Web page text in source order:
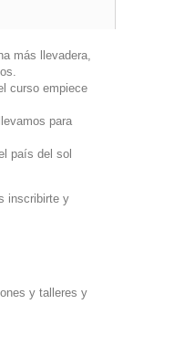
más llevadera,
curso empiece
para
país del sol
inscribirte y
y talleres y